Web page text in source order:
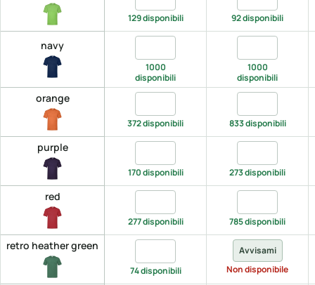
129 disponibili 92 disponibili
navy
1000
disponibili
1000
disponibili
orange
372 disponibili 833 disponibili
purple
170 disponibili 273 disponibili
red
277 disponibili 785 disponibili
retro heather green Quantita retro heather green, S
74 disponibili
Avvisami
Non disponibile